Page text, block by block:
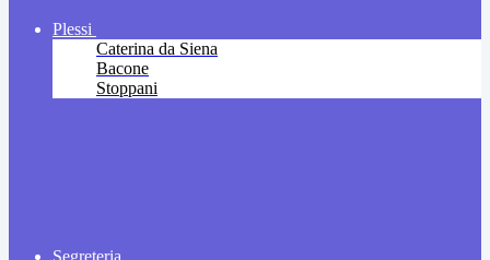
Plessi
Caterina da Siena
Bacone
Stoppani